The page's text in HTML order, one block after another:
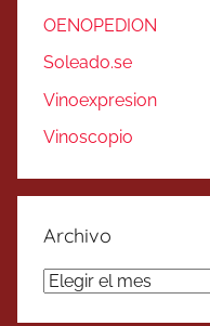
OENOPEDION
Soleado.se
Vinoexpresion
Vinoscopio
Archivo
Archivo